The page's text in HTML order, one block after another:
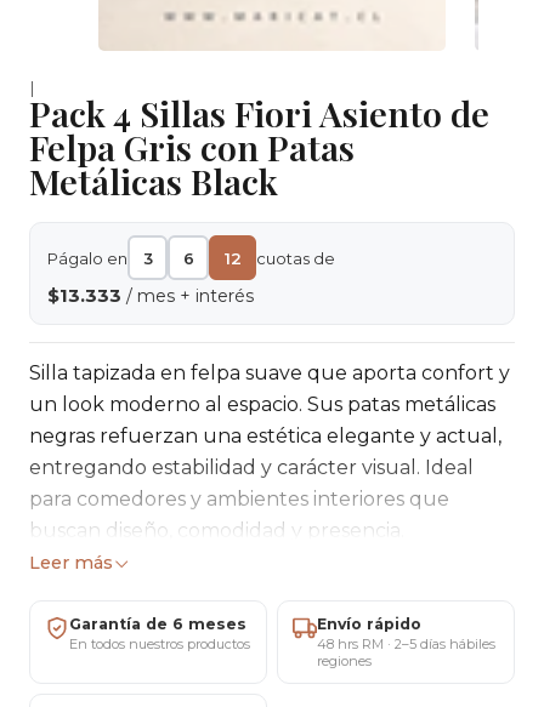
|
Pack 4 Sillas Fiori Asiento de
Felpa Gris con Patas
Metálicas Black
Págalo en 3 6 12 cuotas de
$13.333 / mes + interés
Silla tapizada en felpa suave que aporta confort y
un look moderno al espacio. Sus patas metálicas
negras refuerzan una estética elegante y actual,
entregando estabilidad y carácter visual. Ideal
para comedores y ambientes interiores que
buscan diseño, comodidad y presencia.
Ancho de asiento: 42 cm · Alto de asiento: 45 cm ·
Alto total: 82 cm
Leer más
Garantía de 6 meses
En todos nuestros productos
Envío rápido
48 hrs RM · 2–5 días hábiles
regiones